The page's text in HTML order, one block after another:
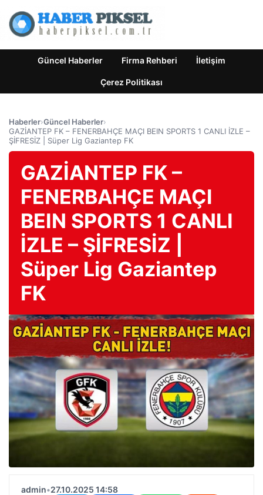
Güncel Haberler Firma Rehberi İletişim
Çerez Politikası
Haberler›Güncel Haberler›
GAZİANTEP FK – FENERBAHÇE MAÇI BEIN SPORTS 1 CANLI İZLE –
ŞİFRESİZ | Süper Lig Gaziantep FK
GAZİANTEP FK –
FENERBAHÇE MAÇI
BEIN SPORTS 1 CANLI
İZLE – ŞİFRESİZ |
Süper Lig Gaziantep
FK
admin•27.10.2025 14:58